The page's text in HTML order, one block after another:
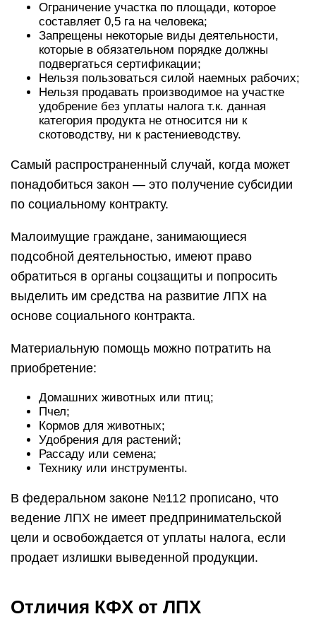
Ограничение участка по площади, которое
составляет 0,5 га на человека;
Запрещены некоторые виды деятельности,
которые в обязательном порядке должны
подвергаться сертификации;
Нельзя пользоваться силой наемных рабочих;
Нельзя продавать производимое на участке
удобрение без уплаты налога т.к. данная
категория продукта не относится ни к
скотоводству, ни к растениеводству.
Самый распространенный случай, когда может
понадобиться закон — это получение субсидии
по социальному контракту.
Малоимущие граждане, занимающиеся
подсобной деятельностью, имеют право
обратиться в органы соцзащиты и попросить
выделить им средства на развитие ЛПХ на
основе социального контракта.
Материальную помощь можно потратить на
приобретение:
Домашних животных или птиц;
Пчел;
Кормов для животных;
Удобрения для растений;
Рассаду или семена;
Технику или инструменты.
В федеральном законе №112 прописано, что
ведение ЛПХ не имеет предпринимательской
цели и освобождается от уплаты налога, если
продает излишки выведенной продукции.
Отличия КФХ от ЛПХ